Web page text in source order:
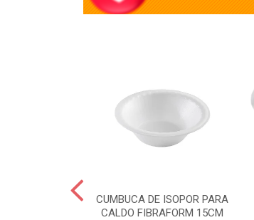
CUMBUCA DE ISOPOR PARA
CALDO FIBRAFORM 15CM